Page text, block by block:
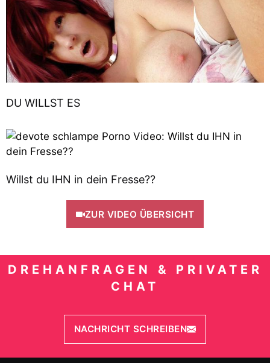
DU WILLST ES
Willst du IHN in dein Fresse??
ZUR VIDEO ÜBERSICHT
DREHANFRAGEN & PRIVATER
CHAT
NACHRICHT SCHREIBEN